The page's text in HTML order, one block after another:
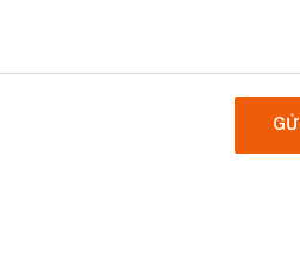
GỬI